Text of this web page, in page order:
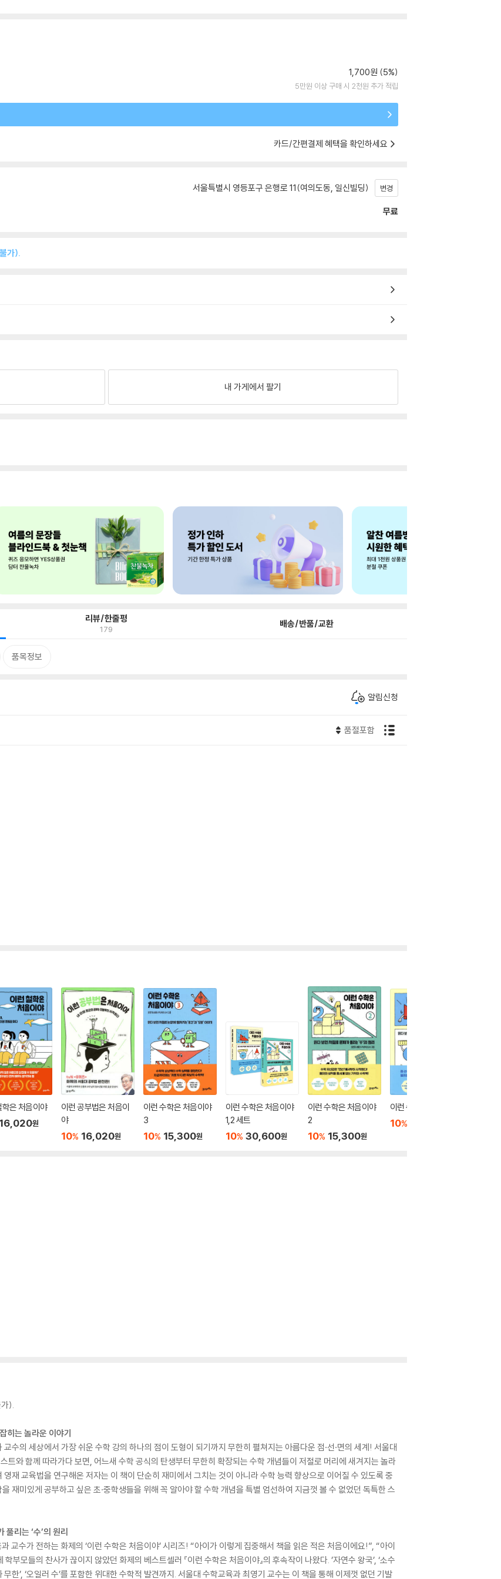
1,700원 (5%)
5만원 이상 구매 시 2천원 추가 적립
카드/간편결제 혜택을 확인하세요
서울특별시 영등포구 은행로 11(여의도동, 일신빌딩) 변경
무료
가).
내 가게에서 팔기
리뷰/한줄평
179 배송/반품/교환
품목정보
알림신청
품절포함
학은 처음이야
16,020원
이런 공부법은 처음이
야
10% 16,020원
이런 수학은 처음이야
3
10% 15,300원
이런 수학은 처음이야
1,2 세트
10% 30,600원
이런 수학은 처음이야
2
10% 15,300원
이런 수학은 처음이야
10%
).
히는 놀라운 이야기
수의 세상에서 가장 쉬운 수학 강의 하나의 점이 도형이 되기까지 무한히 펼쳐지는 아름다운 점·선·면의 세계! 서울대
트와 함께 따라가다 보면, 어느새 수학 공식의 탄생부터 무한히 확장되는 수학 개념들이 저절로 머리에 새겨지는 놀라
재 교육법을 연구해온 저자는 이 책이 단순히 재미에서 그치는 것이 아니라 수학 능력 향상으로 이어질 수 있도록 중
재미있게 공부하고 싶은 초·중학생들을 위해 꼭 알아야 할 수학 개념을 특별 엄선하여 지금껏 볼 수 없었던 독특한 스
리는 ‘수’의 원리
교수가 전하는 화제의 ‘이런 수학은 처음이야’ 시리즈! “아이가 이렇게 집중해서 책을 읽은 적은 처음이에요!”, “아이
부모들의 찬사가 끊이지 않았던 화제의 베스트셀러 『이런 수학은 처음이야』의 후속작이 나왔다. ’자연수 왕국’, ‘소수
한’, ‘오일러 수’를 포함한 위대한 수학적 발견까지. 서울대 수학교육과 최영기 교수는 이 책을 통해 이제껏 없던 기발